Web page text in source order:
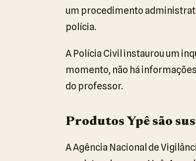
um procedimento
polícia.
A Polícia Civil instaurou um
momento, não há
do professor.
Produtos Ypê são
A Agência Nacional de